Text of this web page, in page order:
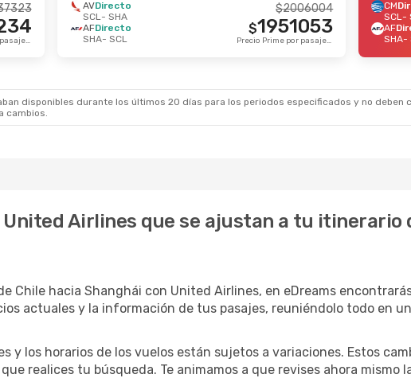
Precio Prime por pasajero
AVDirecto
SCL- SHA
AFDirecto
SHA- SCL
2006004
$
1951053
$
Precio Prime por pasajero
CM
SCL-
AF
SHA-
disponibles durante los últimos 20 días para los periodos especificados y no deben
cambios.
Airlines que se ajustan a tu itinerario
Chile hacia Shanghái con United Airlines, en eDreams
actuales y la información de tus pasajes, reuniéndolo todo en
y los horarios de los vuelos están sujetos a variaciones. Estos
realices tu búsqueda. Te animamos a que revises ahora mismo